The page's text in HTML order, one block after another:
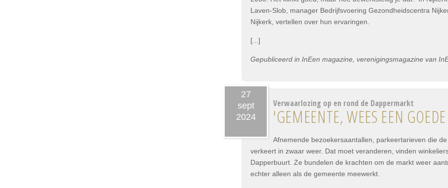
Laven-Slob, manager Bedrijfsvoering Gezondheidscentra
Nijkerk, vertellen over hun ervaringen.
[...]
Gepubliceerd in InEen magazine, verenigingsmagazine van
27
sept
2024
Verwaarlozing op en rond de Dappermarkt
'GEMEENTE, WEES EEN
Afnemende bezoekersaantallen, parkeertarieven die
verkeert in zwaar weer. Dat moet veranderen, vinden
Dapperbuurt. Ze bundelen de krachten om de markt weer
echter alleen als de gemeente meewerkt.